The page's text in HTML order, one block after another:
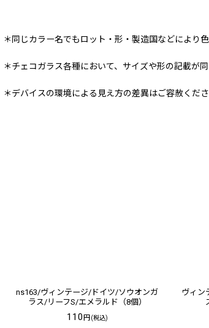
＊同じカラー名でもロット・形・製造国などにより
＊チェコガラス各種において、サイズや形の記載が
＊デバイスの環境による見え方の差異はご容赦くだ
ns163/ヴィンテージ/ドイツ/ソウオンガ
ラス/リーフS/エメラルド（8個）
110円(税込)
ヴィン